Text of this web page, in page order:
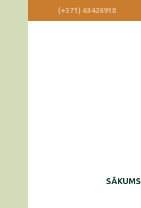
(+371) 63426918
SĀKUMS